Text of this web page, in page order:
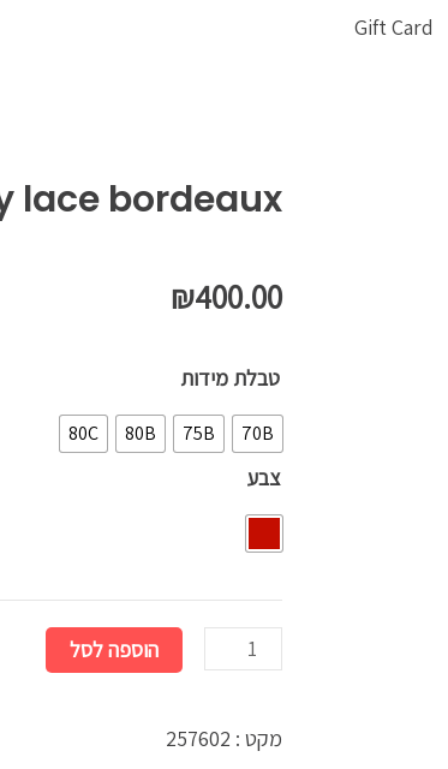
Gift Card
lace bordeaux
₪400.00
טבלת מידות
70B
75B
80B
80C
צבע
כמות
של
Burgundy
lace
הוספה לסל
מקט : 257602